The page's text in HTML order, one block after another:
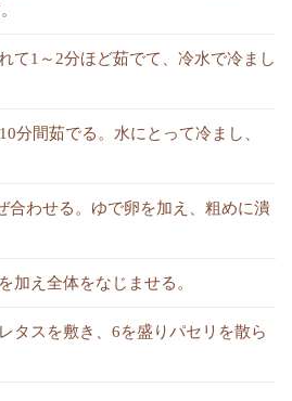
て1～2分ほど茹でて、冷水で冷まし
分間茹でる。水にとって冷まし、
合わせる。ゆで卵を加え、粗めに潰
加え全体をなじませる。
タスを敷き、6を盛りパセリを散ら